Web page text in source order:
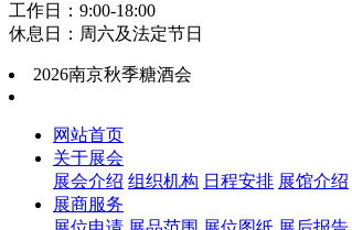
工作日：9:00-18:00
休息日：周六及法定节日
2026南京秋季糖酒会
网站首页
关于展会
展会介绍 组织机构 日程安排 展馆介绍
展商服务